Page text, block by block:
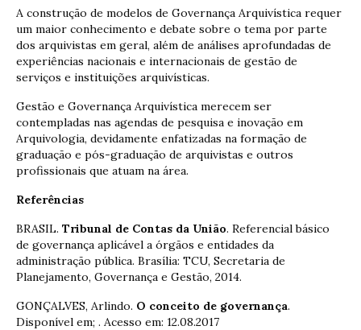
A construção de modelos de Governança Arquivística requer
um maior conhecimento e debate sobre o tema por parte
dos arquivistas em geral, além de análises aprofundadas de
experiências nacionais e internacionais de gestão de
serviços e instituições arquivísticas.
Gestão e Governança Arquivística merecem ser
contempladas nas agendas de pesquisa e inovação em
Arquivologia, devidamente enfatizadas na formação de
graduação e pós-graduação de arquivistas e outros
profissionais que atuam na área.
Referências
BRASIL. Tribunal de Contas da União. Referencial básico
de governança aplicável a órgãos e entidades da
administração pública. Brasília: TCU, Secretaria de
Planejamento, Governança e Gestão, 2014.
GONÇALVES, Arlindo. O conceito de governança.
Disponível em; . Acesso em: 12.08.2017